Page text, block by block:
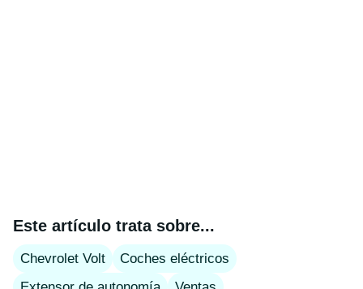
Este artículo trata sobre...
Chevrolet Volt
Coches eléctricos